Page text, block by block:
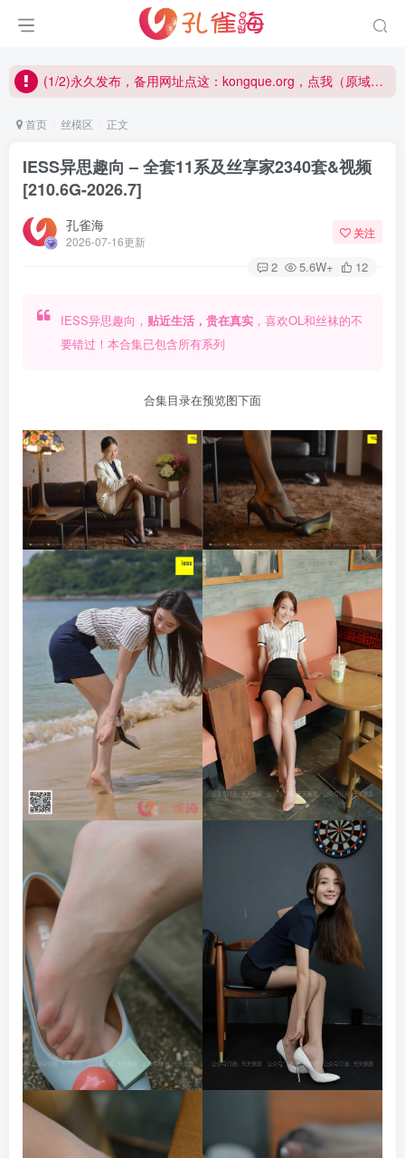
(1/2)永久发布，备用网址点这：kongque.org，点我（原域名失效）！
(1/2)永久发布，备用网址点这：kongque.org，点我（原域名失效）！
首页 丝模区 正文
IESS异思趣向 – 全套11系及丝享家2340套&视频
[210.6G-2026.7]
孔雀海
2026-07-16更新
关注
2 5.6W+ 12
IESS异思趣向， 贴近生活，贵在真实，喜欢OL和丝袜的不
要错过！本合集已包含所有系列
合集目录在预览图下面